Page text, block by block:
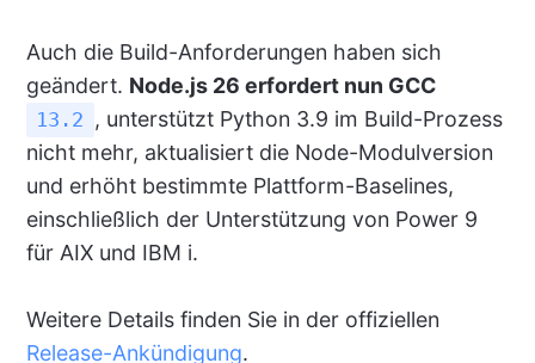
Auch die Build-Anforderungen haben sich
geändert. Node.js 26 erfordert nun GCC
13.2 , unterstützt Python 3.9 im Build-Prozess
nicht mehr, aktualisiert die Node-Modulversion
und erhöht bestimmte Plattform-Baselines,
einschließlich der Unterstützung von Power 9
für AIX und IBM i.
Weitere Details finden Sie in der offiziellen
Release-Ankündigung.